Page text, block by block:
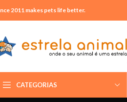
2011 makes pets life better.
CATEGORIAS